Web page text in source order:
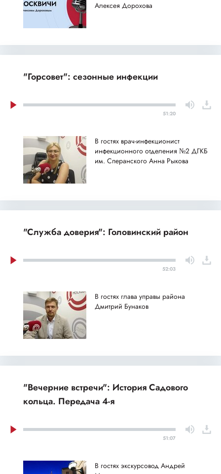
Алексея Дорохова
"Горсовет": сезонные инфекции
51:20
В гостях врач-инфекционист
инфекционного отделения №2 ДГКБ
им. Сперанского Анна Рыкова
"Служба доверия": Головинский район
52:03
В гостях глава управы района
Дмитрий Бунаков
"Вечерние встречи": История Садового
кольца. Передача 4-я
51:07
В гостях экскурсовод Андрей